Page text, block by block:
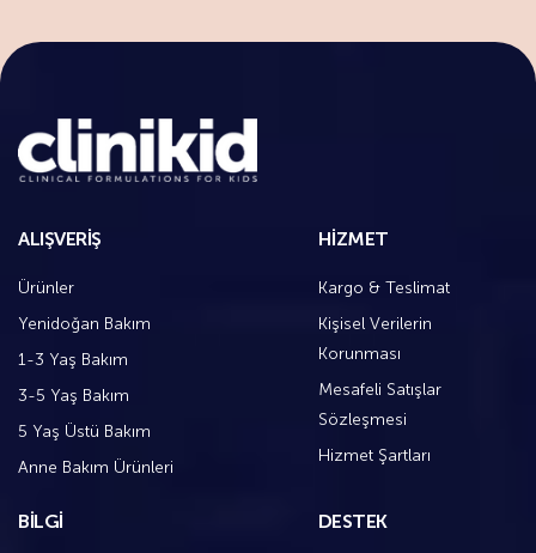
ALIŞVERIŞ
Ürünler
Yenidoğan Bakım
1-3 Yaş Bakım
3-5 Yaş Bakım
5 Yaş Üstü Bakım
Anne Bakım Ürünleri
HIZMET
Kargo & Teslimat
Kişisel Verilerin
Korunması
Mesafeli Satışlar
Sözleşmesi
Hizmet Şartları
BİLGİ DESTEK